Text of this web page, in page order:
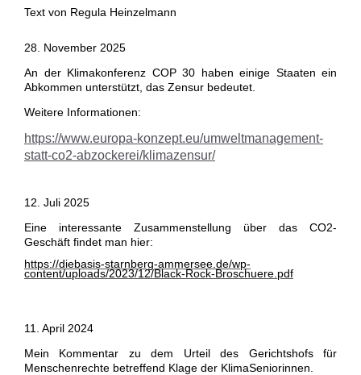
Text von Regula Heinzelmann
28. November 2025
An der Klimakonferenz COP 30 haben einige Staaten ein
Abkommen unterstützt, das Zensur bedeutet.
Weitere Informationen:
https://www.europa-konzept.eu/umweltmanagement-
statt-co2-abzockerei/klimazensur/
12. Juli 2025
Eine interessante Zusammenstellung über das CO2-
Geschäft findet man hier:
https://diebasis-starnberg-ammersee.de/wp-
content/uploads/2023/12/Black-Rock-Broschuere.pdf
11. April 2024
Mein Kommentar zu dem Urteil des Gerichtshofs für
Menschenrechte betreffend Klage der KlimaSeniorinnen.